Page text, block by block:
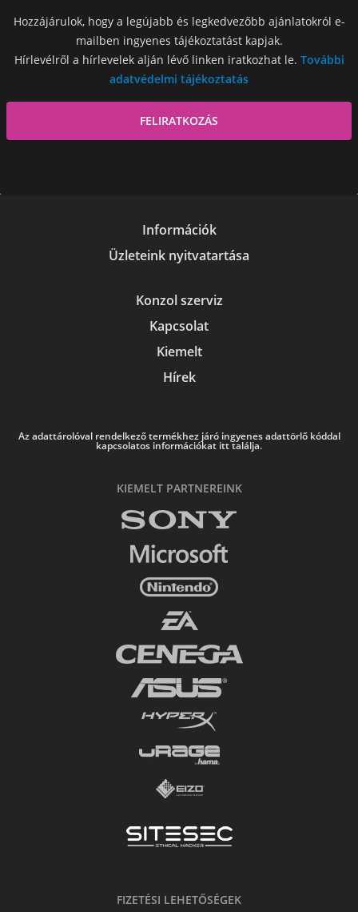
Hozzájárulok, hogy a legújabb és legkedvezőbb ajánlatokról e-
mailben ingyenes tájékoztatást kapjak.
Hírlevélről a hírlevelek alján lévő linken iratkozhat le. További
adatvédelmi tájékoztatás
Információk
Üzleteink nyitvatartása
Konzol szerviz
Kapcsolat
Kiemelt
Hírek
Az adattárolóval rendelkező termékhez járó ingyenes adattörlő kóddal
kapcsolatos információkat itt találja.
KIEMELT PARTNEREINK
FIZETÉSI LEHETŐSÉGEK